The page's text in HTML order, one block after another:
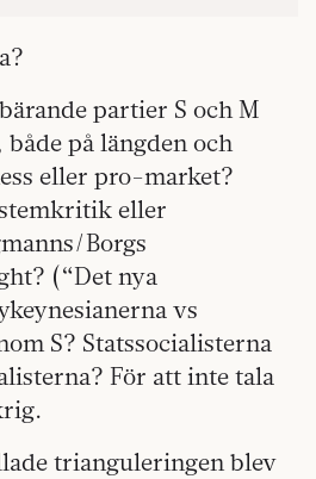
partier S och M
på längden och
eller pro-market?
eller
Borgs
(“Det nya
vs
S? Statssocialisterna
För att inte tala
trianguleringen blev